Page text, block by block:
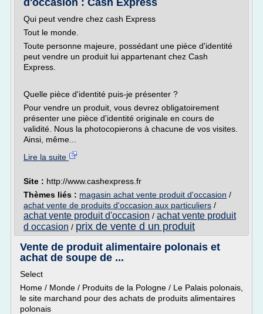
d'occasion : Cash Express
Qui peut vendre chez cash Express
Tout le monde.
Toute personne majeure, possédant une pièce d'identité
peut vendre un produit lui appartenant chez Cash
Express.
Quelle pièce d'identité puis-je présenter ?
Pour vendre un produit, vous devrez obligatoirement
présenter une pièce d'identité originale en cours de
validité. Nous la photocopierons à chacune de vos visites.
Ainsi, même...
Lire la suite
Site : http://www.cashexpress.fr
Thèmes liés : magasin achat vente produit d'occasion /
achat vente de produits d'occasion aux particuliers /
achat vente produit d'occasion / achat vente produit
d occasion / prix de vente d un produit
Vente de produit alimentaire polonais et
achat de soupe de ...
Select
Home / Monde / Produits de la Pologne / Le Palais polonais,
le site marchand pour des achats de produits alimentaires
polonais